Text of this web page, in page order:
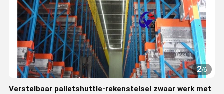
2/6
Verstelbaar palletshuttle-rekenstelsel zwaar werk met